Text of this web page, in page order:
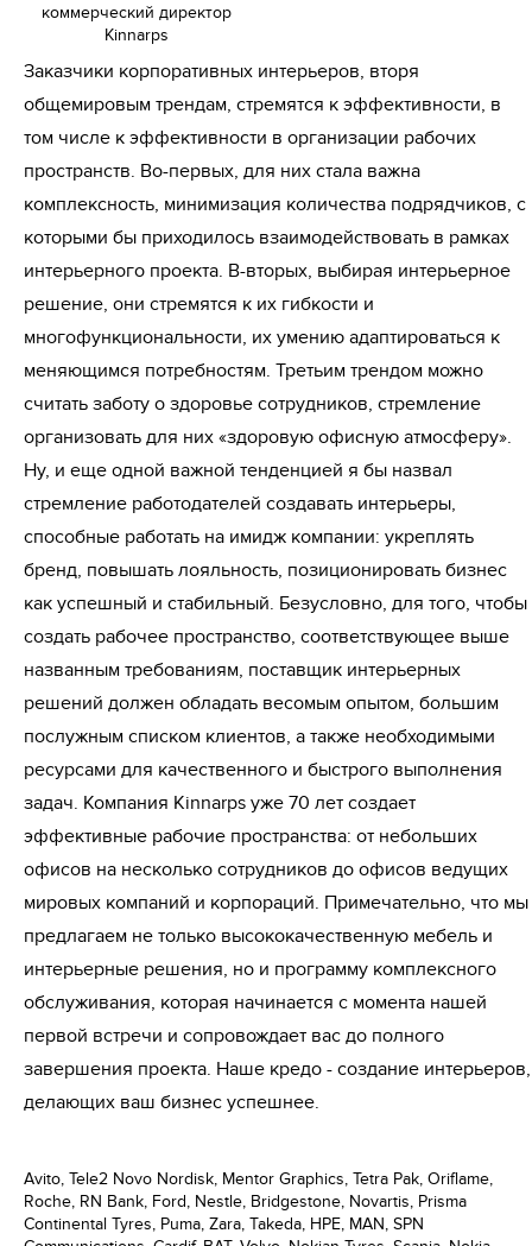
коммерческий директор
Kinnarps
Заказчики корпоративных интерьеров, вторя
общемировым трендам, стремятся к эффективности, в
том числе к эффективности в организации рабочих
пространств. Во-первых, для них стала важна
комплексность, минимизация количества подрядчиков, с
которыми бы приходилось взаимодействовать в рамках
интерьерного проекта. В-вторых, выбирая интерьерное
решение, они стремятся к их гибкости и
многофункциональности, их умению адаптироваться к
меняющимся потребностям. Третьим трендом можно
считать заботу о здоровье сотрудников, стремление
организовать для них «здоровую офисную атмосферу».
Ну, и еще одной важной тенденцией я бы назвал
стремление работодателей создавать интерьеры,
способные работать на имидж компании: укреплять
бренд, повышать лояльность, позиционировать бизнес
как успешный и стабильный. Безусловно, для того, чтобы
создать рабочее пространство, соответствующее выше
названным требованиям, поставщик интерьерных
решений должен обладать весомым опытом, большим
послужным списком клиентов, а также необходимыми
ресурсами для качественного и быстрого выполнения
задач. Компания Kinnarps уже 70 лет создает
эффективные рабочие пространства: от небольших
офисов на несколько сотрудников до офисов ведущих
мировых компаний и корпораций. Примечательно, что мы
предлагаем не только высококачественную мебель и
интерьерные решения, но и программу комплексного
обслуживания, которая начинается с момента нашей
первой встречи и сопровождает вас до полного
завершения проекта. Наше кредо - создание интерьеров,
делающих ваш бизнес успешнее.
Avito, Tele2 Novo Nordisk, Mentor Graphics, Tetra Pak, Oriflame,
Roche, RN Bank, Ford, Nestle, Bridgestone, Novartis, Prisma
Continental Tyres, Puma, Zara, Takeda, HPE, MAN, SPN